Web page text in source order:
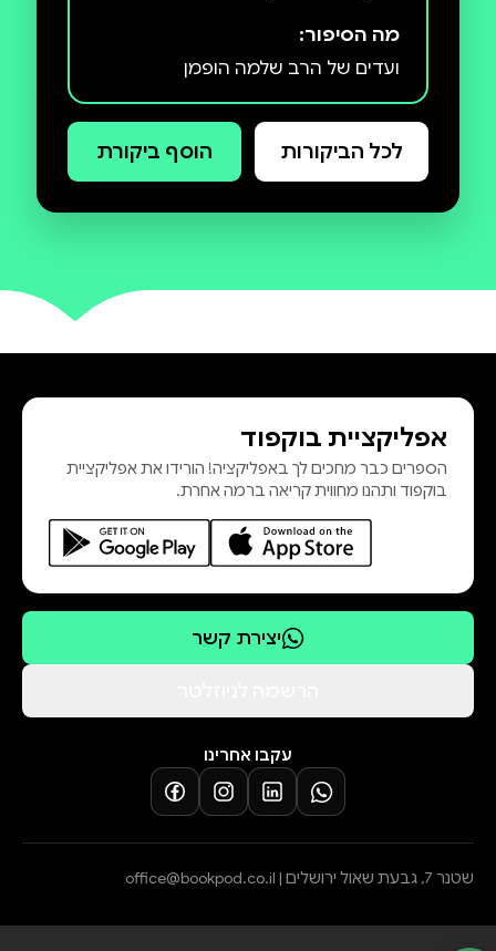
מה הסיפור:
ועדים של הרב שלמה הופמן
לכל הביקורות הוסף ביקורת
אפליקציית בוקפוד
הספרים כבר מחכים לך באפליקציה! הורידו את אפליקציית
בוקפוד ותהנו מחווית קריאה ברמה אחרת.
יצירת קשר
עקבו אחרינו
שטנר 7, גבעת שאול ירושלים | office@bookpod.co.il